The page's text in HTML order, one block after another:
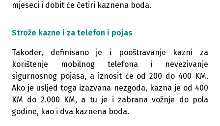
mjeseci i dobit će četiri kaznena boda.
Strože kazne i za telefon i pojas
Također, definisano je i pooštravanje kazni za
korištenje mobilnog telefona i nevezivanje
sigurnosnog pojasa, a iznosit će od 200 do 400 KM.
Ako je usljed toga izazvana nezgoda, kazna je od 400
KM do 2.000 KM, a tu je i zabrana vožnje do pola
godine, kao i dva kaznena boda.